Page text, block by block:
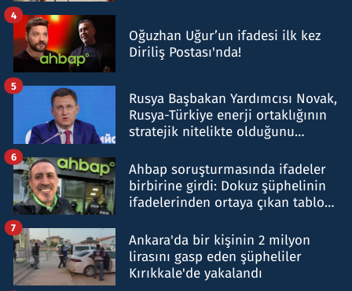
Oğuzhan Uğur’un ifadesi ilk kez
Diriliş Postası'nda!
4
Rusya Başbakan Yardımcısı Novak,
Rusya-Türkiye enerji ortaklığının
stratejik nitelikte olduğunu
5
Ahbap soruşturmasında ifadeler
birbirine girdi: Dokuz şüphelinin
ifadelerinden ortaya çıkan tablo
6
Ankara'da bir kişinin 2 milyon
lirasını gasp eden şüpheliler
Kırıkkale'de yakalandı
7